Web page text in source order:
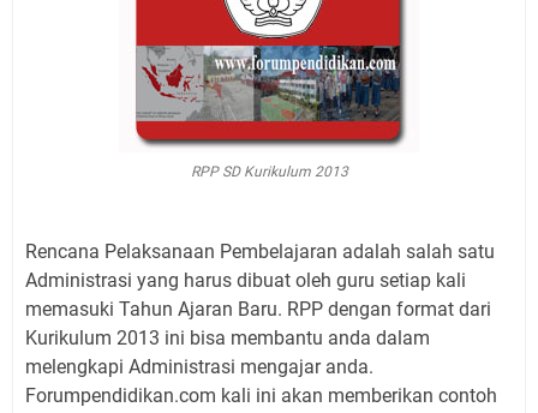
RPP SD Kurikulum 2013
Rencana Pelaksanaan Pembelajaran adalah salah satu
Administrasi yang harus dibuat oleh guru setiap kali
memasuki Tahun Ajaran Baru. RPP dengan format dari
Kurikulum 2013 ini bisa membantu anda dalam
melengkapi Administrasi mengajar anda.
Forumpendidikan.com kali ini akan memberikan contoh